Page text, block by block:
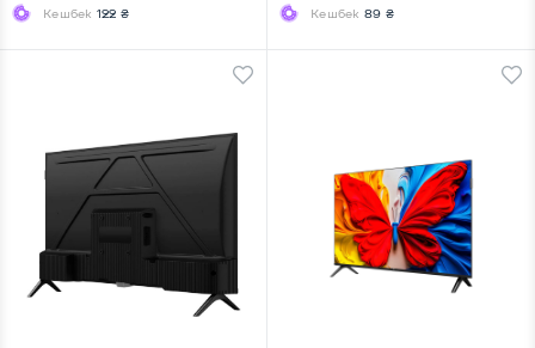
Кешбек 122 ₴ Кешбек 89 ₴